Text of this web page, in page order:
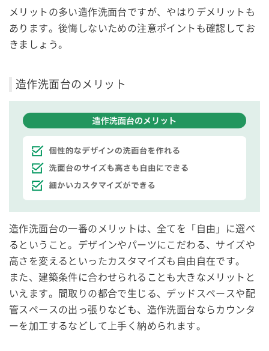
メリットの多い造作洗面台ですが、やはりデメリットも
あります。後悔しないための注意ポイントも確認してお
きましょう。
造作洗面台のメリット
造作洗面台の一番のメリットは、全てを「自由」に選べ
るということ。デザインやパーツにこだわる、サイズや
高さを変えるといったカスタマイズも自由自在です。
また、建築条件に合わせられることも大きなメリットと
いえます。間取りの都合で生じる、デッドスペースや配
管スペースの出っ張りなども、造作洗面台ならカウンタ
ーを加工するなどして上手く納められます。